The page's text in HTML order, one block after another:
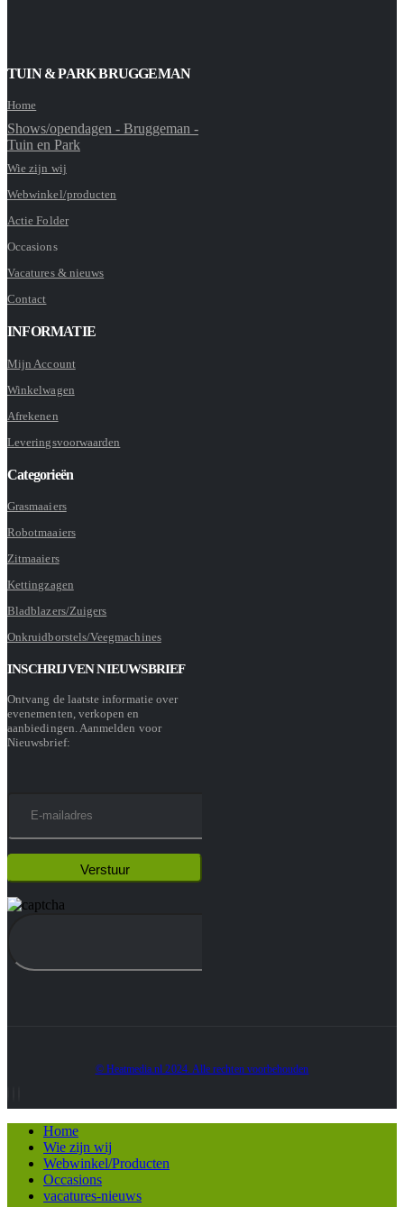
TUIN & PARK BRUGGEMAN
Home
Shows/opendagen - Bruggeman -
Tuin en Park
Wie zijn wij
Webwinkel/producten
Actie Folder
Occasions
Vacatures & nieuws
Contact
INFORMATIE
Mijn Account
Winkelwagen
Afrekenen
Leveringsvoorwaarden
Categorieën
Grasmaaiers
Robotmaaiers
Zitmaaiers
Kettingzagen
Bladblazers/Zuigers
Onkruidborstels/Veegmachines
INSCHRIJVEN NIEUWSBRIEF
Ontvang de laatste informatie over
evenementen, verkopen en
aanbiedingen. Aanmelden voor
Nieuwsbrief:
© Heatmedia.nl 2024. Alle rechten voorbehouden
Home
Wie zijn wij
Webwinkel/Producten
Occasions
vacatures-nieuws